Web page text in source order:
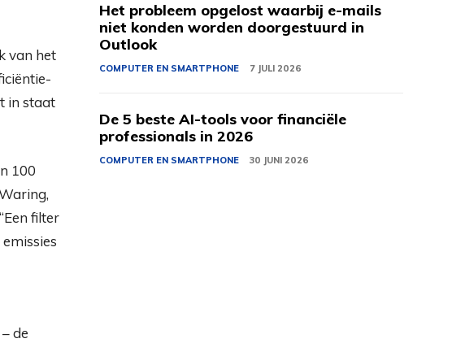
van het
in staat
100
filter
de
Het probleem opgelost waarbij e-mails
niet konden worden doorgestuurd in
Outlook
COMPUTER EN SMARTPHONE 7 JULI 2026
De 5 beste AI-tools voor financiële
professionals in 2026
COMPUTER EN SMARTPHONE 30 JUNI 2026